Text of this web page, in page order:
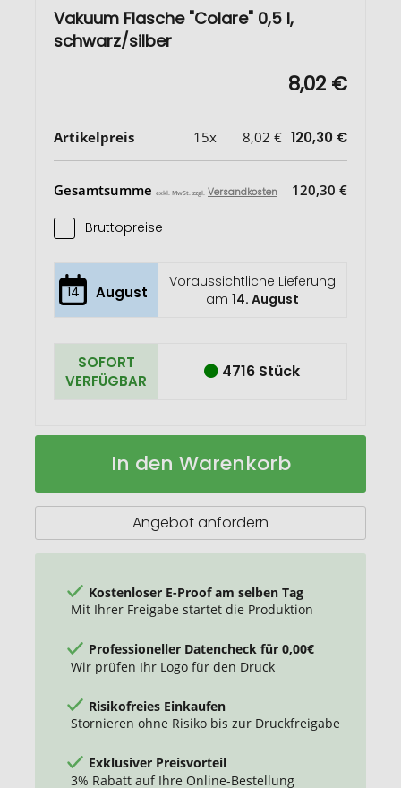
Vakuum Flasche "Colare" 0,5 l,
schwarz/silber
8,02 €
Artikelpreis 15x 8,02 € 120,30 €
Gesamtsumme exkl. MwSt. zzgl. Versandkosten 120,30 €
Bruttopreise
14 August
Voraussichtliche Lieferung
am 14. August
SOFORT
VERFÜGBAR
4716 Stück
Vakuum
Auf
In den Warenkorb
Angebot anfordern
Kostenloser E-Proof am selben Tag
Mit Ihrer Freigabe startet die Produktion
Professioneller Datencheck für 0,00€
Wir prüfen Ihr Logo für den Druck
Risikofreies Einkaufen
Stornieren ohne Risiko bis zur Druckfreigabe
Exklusiver Preisvorteil
3% Rabatt auf Ihre Online-Bestellung